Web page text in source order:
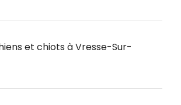
et chiots à Vresse-Sur-